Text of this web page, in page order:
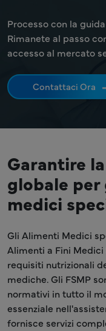
Processo con la
Rimanete al passo
accesso al mercato
Contattaci Ora
Garantire
globale
medici
Gli Alimenti Medici
Alimenti a Fini Medici
requisiti nutrizionali
mediche. Gli FSMP
normativi in tutto il
essenziale
fornisce servizi